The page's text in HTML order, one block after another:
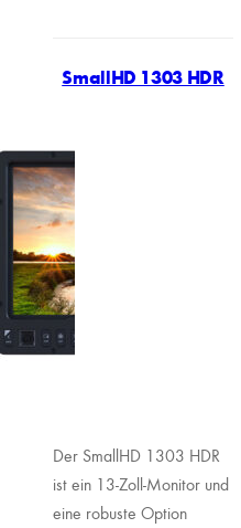
SmallHD 1303 HDR
Der SmallHD 1303 HDR
ist ein 13-Zoll-Monitor und
eine robuste Option